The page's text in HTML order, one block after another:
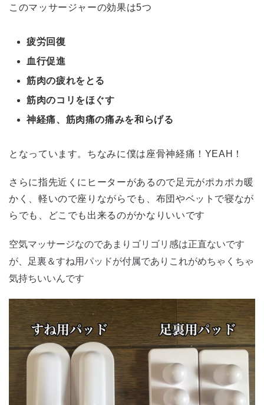
このマッサージャーの効果は5つ
疲労回復
血行促進
筋肉の疲れをとる
筋肉のコリをほぐす
神経痛、筋肉痛の痛みを和らげる
となっています。ちなみに僕は座骨神経痛！YEAH！
さらに指先近くにヒーターがあるので足元がポカポカ暖
かく、軽いので座りながらでも、布団やベットで寝なが
らでも、どこでも出来るのがかなりいいです
空気マッサージなのであまりゴリゴリ感は正直ないです
が、足裏＆すね用パッドが付属でありこれがめちゃくちゃ
気持ちいいんです